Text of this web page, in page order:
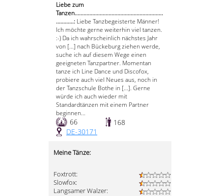
Liebe zum
Tanzen............................................................
............: Liebe Tanzbegeisterte Männer!
Ich möchte gerne weiterhin viel tanzen.
:-) Da ich wahrscheinlich nächstes Jahr
von [...] nach Bückeburg ziehen werde,
suche ich auf diesem Wege einen
geeigneten Tanzpartner. Momentan
tanze ich Line Dance und Discofox,
probiere auch viel Neues aus, noch in
der Tanzschule Bothe in [...]. Gerne
würde ich auch wieder mit
Standardtänzen mit einem Partner
beginnen...
66
168
DE-30171
Meine Tänze:
Foxtrott:
Slowfox:
Langsamer Walzer: